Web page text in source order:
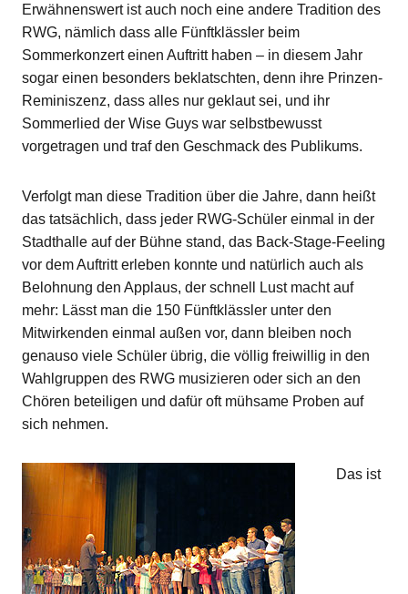
Erwähnenswert ist auch noch eine andere Tradition des
RWG, nämlich dass alle Fünftklässler beim
Sommerkonzert einen Auftritt haben – in diesem Jahr
sogar einen besonders beklatschten, denn ihre Prinzen-
Reminiszenz, dass alles nur geklaut sei, und ihr
Sommerlied der Wise Guys war selbstbewusst
vorgetragen und traf den Geschmack des Publikums.
Verfolgt man diese Tradition über die Jahre, dann heißt
das tatsächlich, dass jeder RWG-Schüler einmal in der
Stadthalle auf der Bühne stand, das Back-Stage-Feeling
vor dem Auftritt erleben konnte und natürlich auch als
Belohnung den Applaus, der schnell Lust macht auf
mehr: Lässt man die 150 Fünftklässler unter den
Mitwirkenden einmal außen vor, dann bleiben noch
genauso viele Schüler übrig, die völlig freiwillig in den
Wahlgruppen des RWG musizieren oder sich an den
Chören beteiligen und dafür oft mühsame Proben auf
sich nehmen.
Das ist